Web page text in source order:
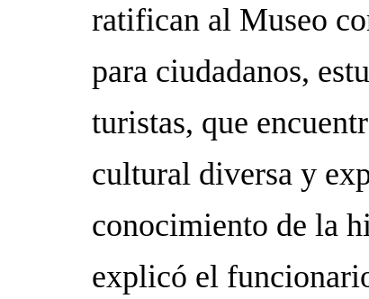
ratifican al Museo
para ciudadanos,
turistas, que
cultural diversa y
conocimiento de la
explicó el